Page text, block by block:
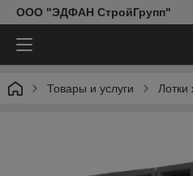
ООО "ЭДФАН СтройГрупп"
Товары и услуги Лотки